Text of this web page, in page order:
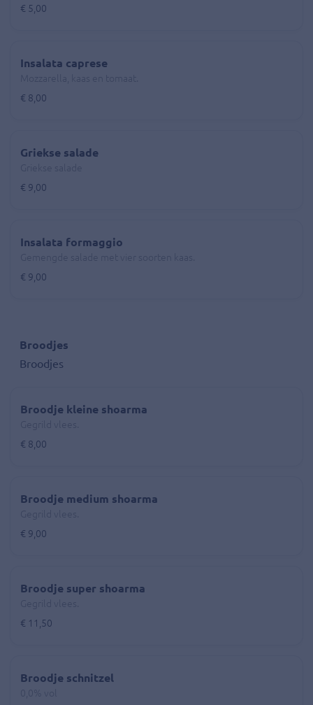
€ 5,00
Insalata caprese
€ 8,00
Griekse salade
€ 9,00
Insalata formaggio
€ 9,00
Broodjes
Broodjes
Broodje kleine shoarma
€ 8,00
Broodje medium shoarma
€ 9,00
Broodje super shoarma
€ 11,50
Broodje schnitzel